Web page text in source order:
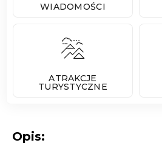
WIADOMOŚCI
ATRAKCJE
TURYSTYCZNE
Opis: